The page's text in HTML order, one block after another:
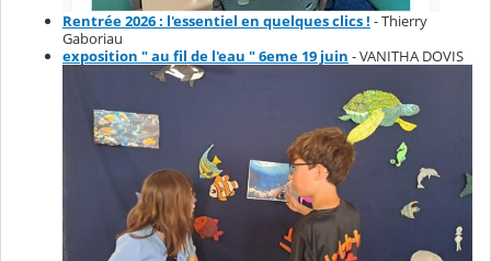
Rentrée 2026 : l'essentiel en quelques clics ! - Thierry
Gaboriau
exposition " au fil de l'eau " 6eme 19 juin - VANITHA DOVIS